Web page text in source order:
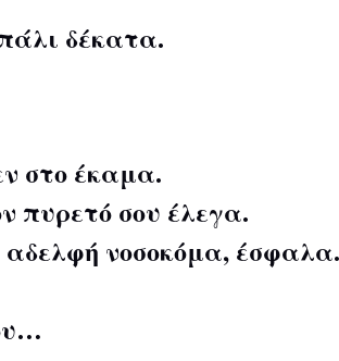
δέκατα.
στο έκαμα.
πυρετό σου έλεγα.
νοσοκόμα, έσφαλα.